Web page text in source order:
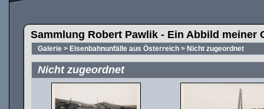
Sammlung Robert Pawlik - Ein Abbild meiner
Galerie > Eisenbahnunfälle aus Österreich > Nicht zugeordnet
Nicht zugeordnet